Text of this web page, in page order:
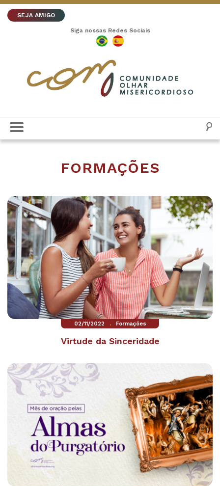
SEJA AMIGO
Siga nossas Redes Sociais
FORMAÇÕES
02/11/2022 . Formações
Virtude da Sinceridade